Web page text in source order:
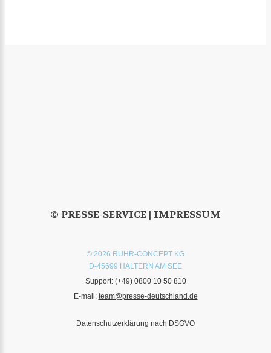
© PRESSE-SERVICE | IMPRESSUM
© 2026 RUHR-CONCEPT KG
D-45699 HALTERN AM SEE
Support: (+49) 0800 10 50 810
E-mail: team@presse-deutschland.de
Datenschutzerklärung nach DSGVO